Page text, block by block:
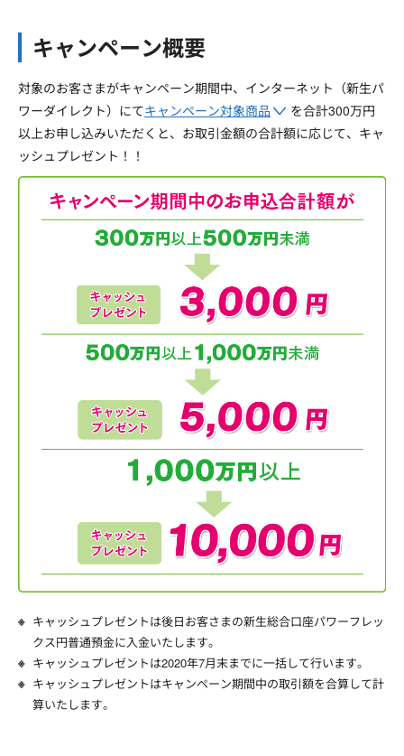
キャンペーン概要
対象のお客さまがキャンペーン期間中、インターネット（新生パ
ワーダイレクト）にてキャンペーン対象商品
を合計300万円
以上お申し込みいただくと、お取引金額の合計額に応じて、キャ
ッシュプレゼント！！
キャッシュプレゼントは後日お客さまの新生総合口座パワーフレッ
クス円普通預金に入金いたします。
キャッシュプレゼントは2020年7月末までに一括して行います。
キャッシュプレゼントはキャンペーン期間中の取引額を合算して計
算いたします。